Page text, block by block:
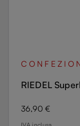
RIEDEL
Prezzo normale:
36,90 €